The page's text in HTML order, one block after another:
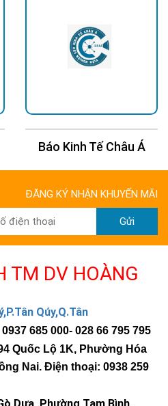
Báo Kinh Tế Châu Á
ĐĂNG KÝ NHẬN KHUYẾN MÃI
Gửi
TM DV HOÀNG
Qúy,Q.Tân
685 000- 028 66 795 795
Quốc Lộ 1K, Phường Hóa
Nai. Điện thoại: 0938 259
Dưa, Phường Tam Bình ,